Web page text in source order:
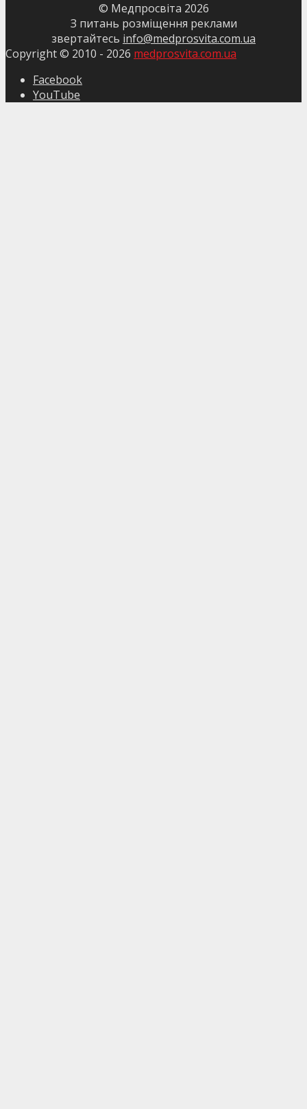
© Медпросвіта 2026
З питань розміщення реклами
звертайтесь info@medprosvita.com.ua
Copyright © 2010 - 2026 medprosvita.com.ua
Facebook
YouTube